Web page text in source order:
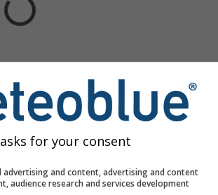
asks for your consent
advertising and content, advertising and content
audience research and services development